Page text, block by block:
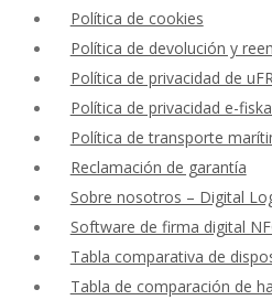
Política de cookies
Política de devolución y
Política de privacidad de
Política de privacidad e-
Política de transporte
Reclamación de garantía
Sobre nosotros – Digital
Software de firma digital
Tabla comparativa de
Tabla de comparación de